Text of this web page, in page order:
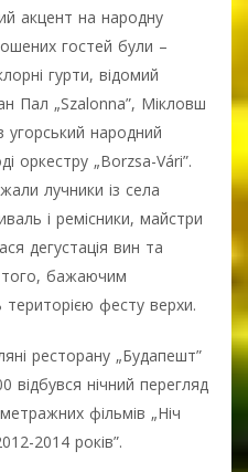
акцент на народну
гостей були –
гурти, відомий
Пал „Szalonna”, Мікловш
угорський народний
оркестру „Borzsa-Vári”.
лучники із села
і ремісники, майстри
дегустація вин та
того, бажаючим
фесту верхи.
ресторану „Будапешт”
відбувся нічний перегляд
фільмів „Ніч
2014 років”.